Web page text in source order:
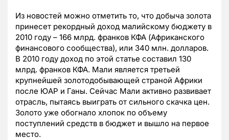
Из новостей можно отметить то, что добыча золота
принесет рекордный доход малийскому бюджету в
2010 году – 166 млрд. франков КФА (Африканского
финансового сообщества), или 340 млн. долларов.
В 2010 году доход по этой статье составил 130
млрд. франков КФА. Мали является третьей
крупнейшей золотодобывающей страной Африки
после ЮАР и Ганы. Сейчас Мали активно развивает
отрасль, пытаясь выиграть от сильного скачка цен.
Золото уже обогнало хлопок по объему
поступлений средств в бюджет и вышло на первое
место.